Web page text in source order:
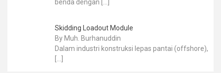
benda dengan
Skidding Loadout Module
By Muh. Burhanuddin
Dalam industri konstruksi lepas pantai (offshore),